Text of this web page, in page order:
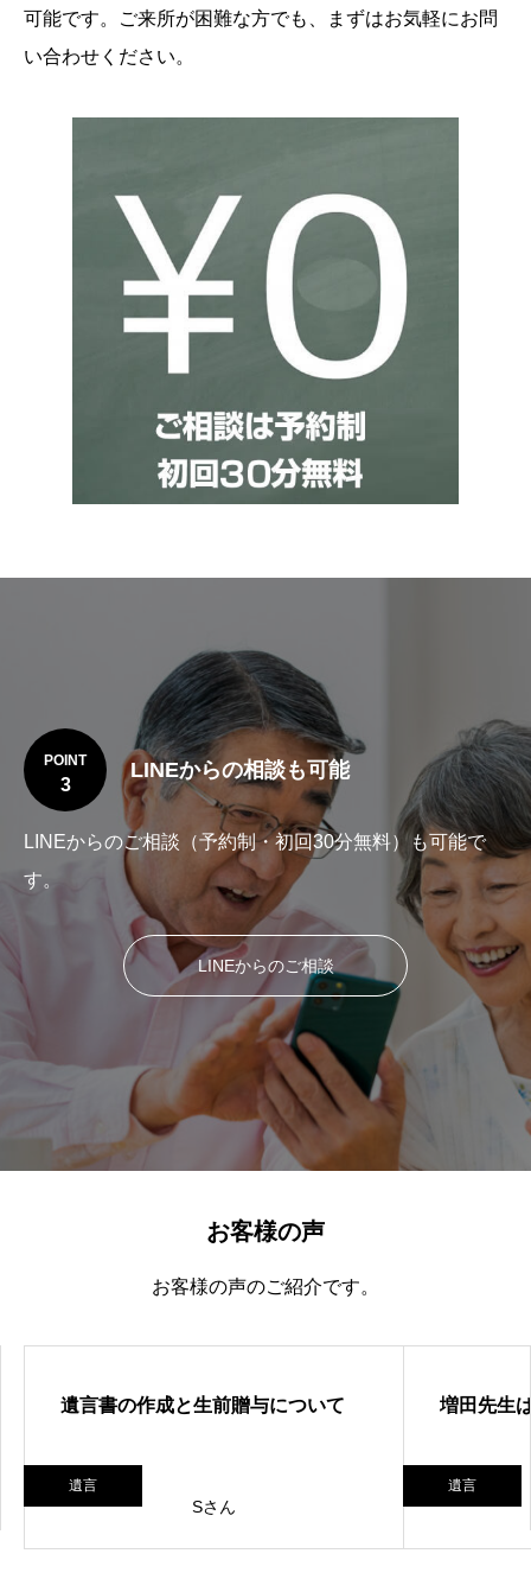
可能です。ご来所が困難な方でも、まずはお気軽にお問
い合わせください。
POINT
3
LINEからの相談も可能
LINEからのご相談（予約制・初回30分無料）も可能で
す。
LINEからのご相談
お客様の声
お客様の声のご紹介です。
遺言書の作成と生前贈与について
Sさん
遺言
増田先生
遺言